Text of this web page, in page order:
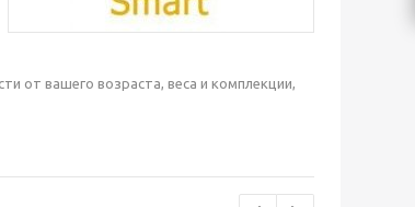
от вашего возраста, веса и комплекции,